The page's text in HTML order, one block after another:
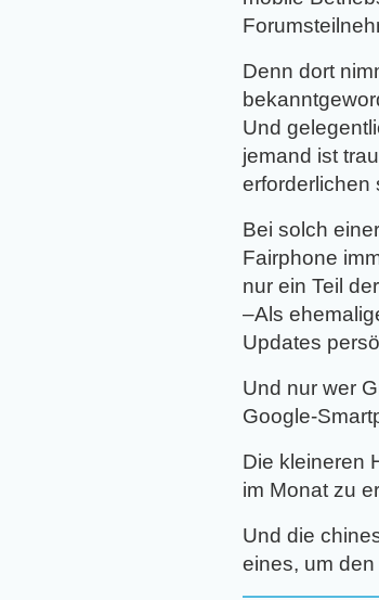
Denn dort
Und
jemand ist
erforderlichen
Bei solch
Fairphone
nur ein Teil
–Als
Updates
Und nur wer
Google-
Die kleineren
im Monat zu
Und die
eines, um